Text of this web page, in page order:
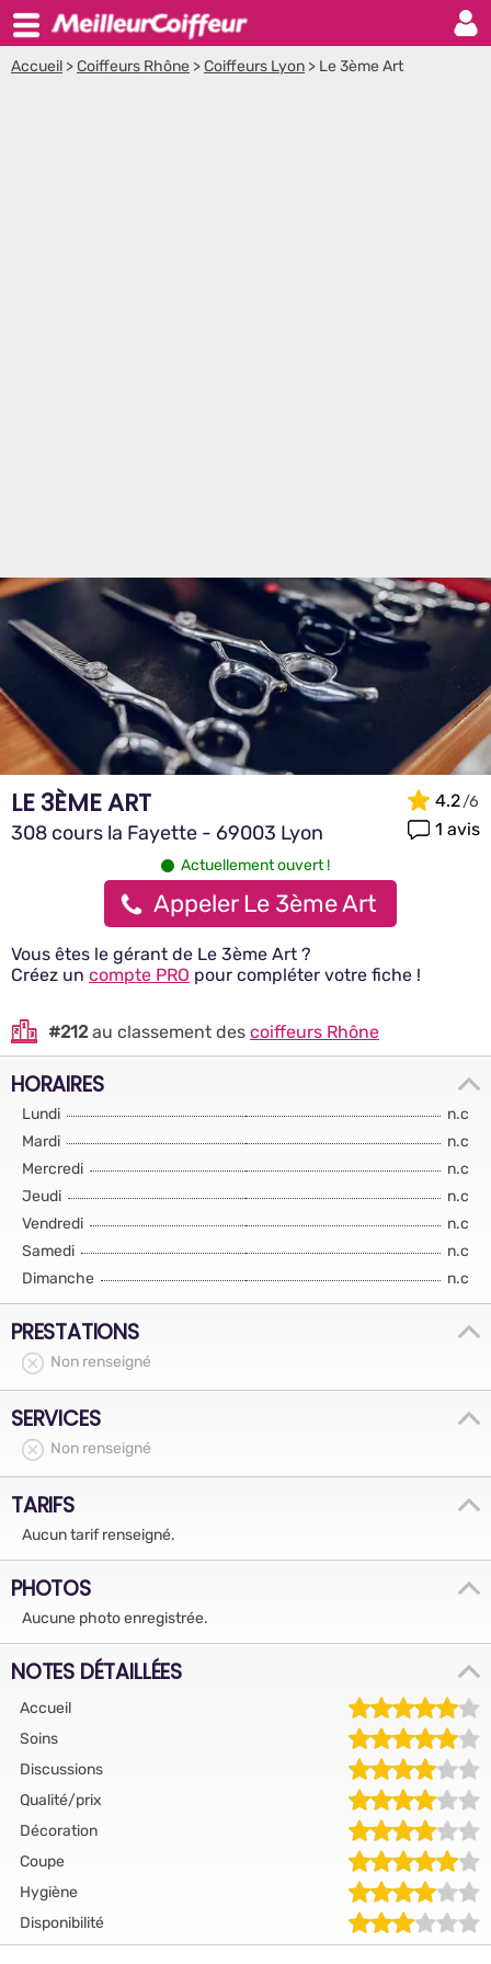
Accueil >Coiffeurs Rhône >Coiffeurs Lyon > Le 3ème Art
LE 3ÈME ART
308 cours la Fayette - 69003 Lyon
4.2
1 avis
Actuellement ouvert !
Appeler Le 3ème Art
Vous êtes le gérant de Le 3ème Art ?
Créez un compte PRO pour compléter votre fiche !
#212au classement des coiffeurs Rhône
HORAIRES
Lundi
n.c
Mardi
n.c
Mercredi
n.c
Jeudi
n.c
Vendredi
n.c
Samedi
n.c
Dimanche
n.c
PRESTATIONS
Non renseigné
SERVICES
Non renseigné
TARIFS
Aucun tarif renseigné.
PHOTOS
Aucune photo enregistrée.
NOTES DÉTAILLÉES
Accueil
Soins
Discussions
Qualité/prix
Décoration
Coupe
Hygiène
Disponibilité